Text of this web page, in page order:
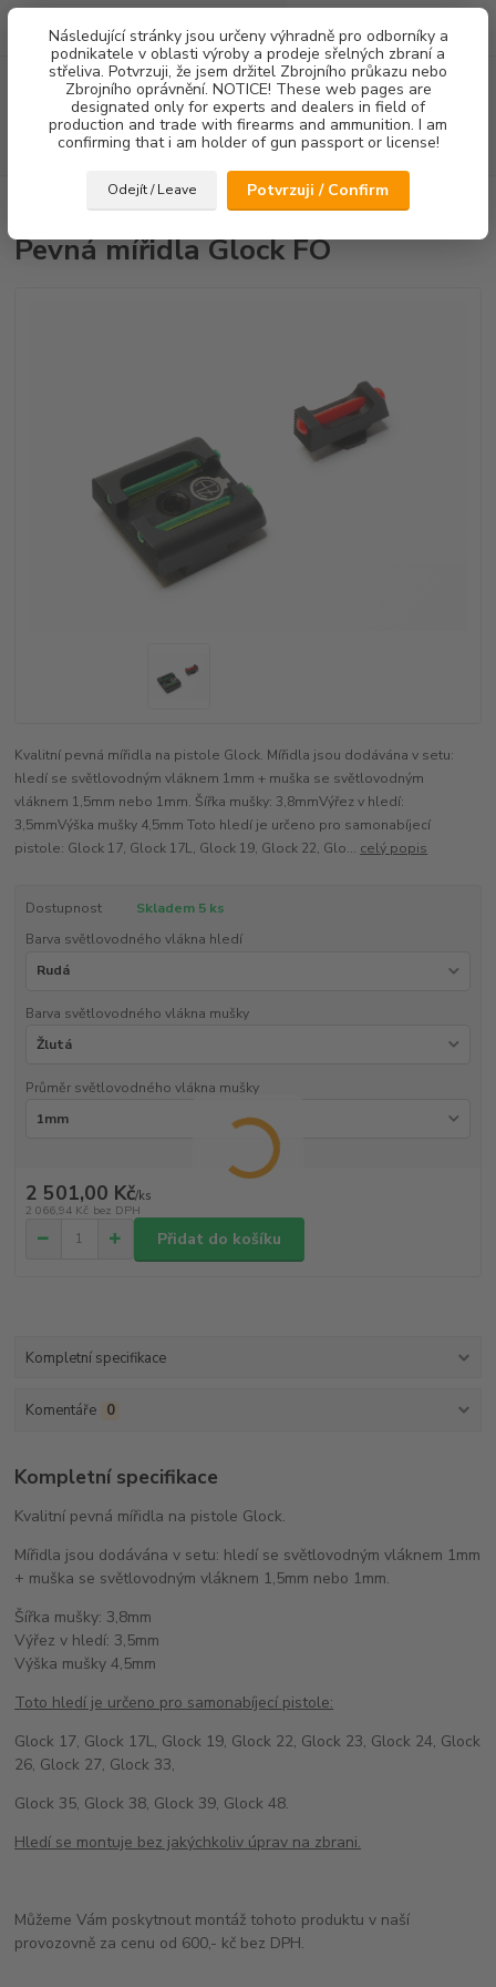
Následující stránky jsou určeny výhradně pro odborníky a
podnikatele v oblasti výroby a prodeje sřelných zbraní a
střeliva. Potvrzuji, že jsem držitel Zbrojního průkazu nebo
Zbrojního oprávnění. NOTICE! These web pages are
designated only for experts and dealers in field of
production and trade with firearms and ammunition. I am
confirming that i am holder of gun passport or license!
Odejít / Leave Potvrzuji / Confirm
Menu
Hledat
za0,00 Kč
Pevná mířidla Glock FO
Pevná mířidla Glock FO
Kvalitní pevná mířidla na pistole Glock. Mířidla jsou dodávána v setu:
hledí se světlovodným vláknem 1mm + muška se světlovodným
vláknem 1,5mm nebo 1mm. Šířka mušky: 3,8mmVýřez v hledí:
3,5mmVýška mušky 4,5mm Toto hledí je určeno pro samonabíjecí
pistole: Glock 17, Glock 17L, Glock 19, Glock 22, Glo... celý popis
Dostupnost
Skladem 5 ks
Barva světlovodného vlákna hledí
Barva světlovodného vlákna mušky
Průměr světlovodného vlákna mušky
2 501,00 Kč/ks
2 066,94 Kč bez DPH
Přidat do košíku
Kompletní specifikace
Komentáře 0
Kompletní specifikace
Kvalitní pevná mířidla na pistole Glock.
Mířidla jsou dodávána v setu: hledí se světlovodným vláknem 1mm
+ muška se světlovodným vláknem 1,5mm nebo 1mm.
Šířka mušky: 3,8mm
Výřez v hledí: 3,5mm
Výška mušky 4,5mm
Toto hledí je určeno pro samonabíjecí pistole:
Glock 17, Glock 17L, Glock 19, Glock 22, Glock 23, Glock 24, Glock
26, Glock 27, Glock 33,
Glock 35, Glock 38, Glock 39, Glock 48.
Hledí se montuje bez jakýchkoliv úprav na zbrani.
Můžeme Vám poskytnout montáž tohoto produktu v naší
provozovně za cenu od 600,- kč bez DPH.